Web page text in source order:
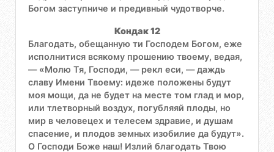
Богом заступниче и предивный чудотворче.
Кондак 12
Благодать, обещанную ти Господем Богом, еже
исполнитися всякому прошению твоему, ведая,
— «Молю Тя, Господи, — рекл еси, — даждь
славу Имени Твоему: идеже положены будут
моя мощи, да не будет на месте том глад и мор,
или тлетворный воздух, погубляяй плоды, но
мир в человецех и телесем здравие, и душам
спасение, и плодов земных изобилие да будут».
О Господи Боже наш! Излий благодать Твою